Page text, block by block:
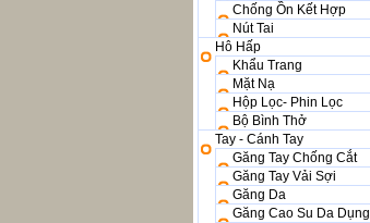
Chống Ồn Kết Hợp
Nút Tai
Hô Hấp
Khẩu Trang
Mặt Nạ
Hộp Lọc- Phin Lọc
Bộ Bình Thở
Tay - Cánh Tay
Găng Tay Chống Cắt
Găng Tay Vải Sợi
Găng Da
Găng Cao Su Da Dụng